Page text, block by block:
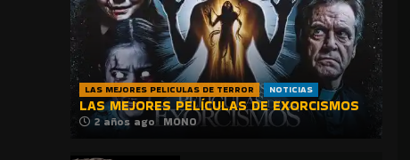
LAS MEJORES PELICULAS DE TERROR NOTICIAS
LAS MEJORES PELÍCULAS DE EXORCISMOS
2 años ago MONO